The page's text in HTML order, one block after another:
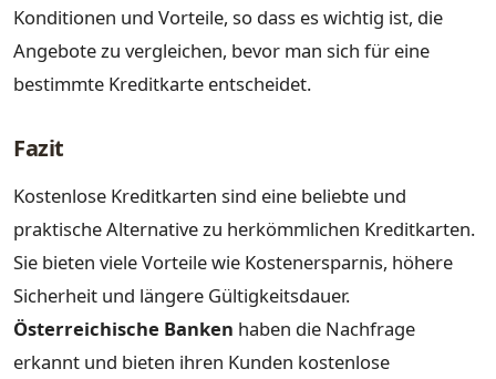
Konditionen und Vorteile, so dass es wichtig ist, die
Angebote zu vergleichen, bevor man sich für eine
bestimmte Kreditkarte entscheidet.
Fazit
Kostenlose Kreditkarten sind eine beliebte und
praktische Alternative zu herkömmlichen Kreditkarten.
Sie bieten viele Vorteile wie Kostenersparnis, höhere
Sicherheit und längere Gültigkeitsdauer.
Österreichische Banken haben die Nachfrage
erkannt und bieten ihren Kunden kostenlose